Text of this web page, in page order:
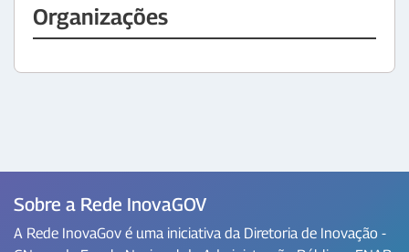
Organizações
Sobre a Rede InovaGOV
A Rede InovaGov é uma iniciativa da Diretoria de Inovação -